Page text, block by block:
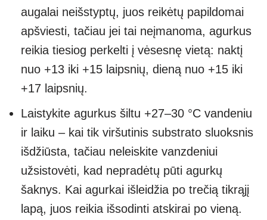
augalai neišstyptų, juos reikėtų papildomai
apšviesti, tačiau jei tai neįmanoma, agurkus
reikia tiesiog perkelti į vėsesnę vietą: naktį
nuo +13 iki +15 laipsnių, dieną nuo +15 iki
+17 laipsnių.
Laistykite agurkus šiltu +27–30 °C vandeniu
ir laiku – kai tik viršutinis substrato sluoksnis
išdžiūsta, tačiau neleiskite vanzdeniui
užsistovėti, kad nepradėtų pūti agurkų
šaknys. Kai agurkai išleidžia po trečią tikrąjį
lapą, juos reikia išsodinti atskirai po vieną.